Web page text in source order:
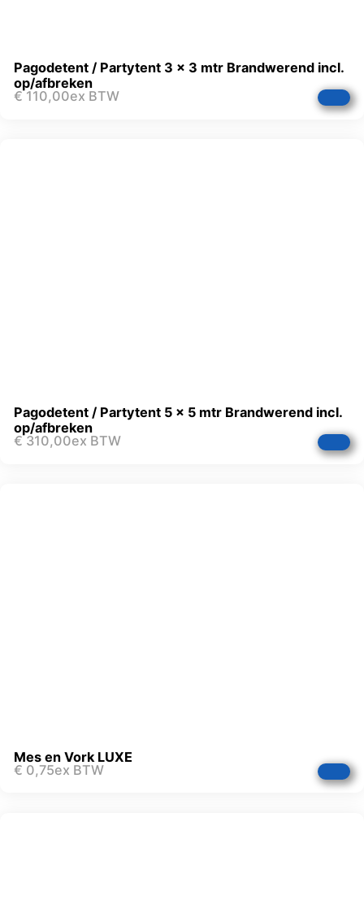
Pagodetent / Partytent 3 x 3 mtr Brandwerend incl.
op/afbreken
€110,00ex BTW
Pagodetent / Partytent 5 x 5 mtr Brandwerend incl.
op/afbreken
€310,00ex BTW
Mes en Vork LUXE
€ 0,75ex BTW